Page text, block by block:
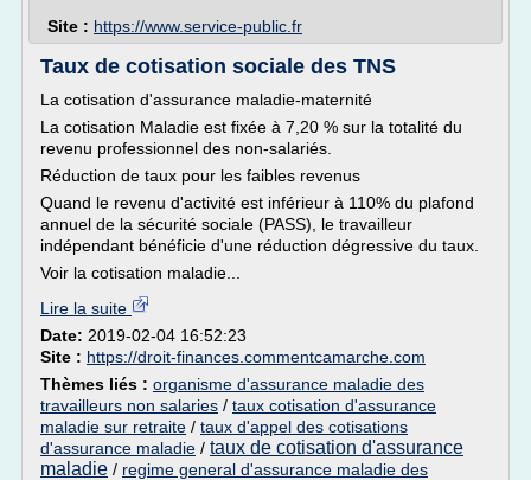
Site : https://www.service-public.fr
Taux de cotisation sociale des TNS
La cotisation d'assurance maladie-maternité
La cotisation Maladie est fixée à 7,20 % sur la totalité du
revenu professionnel des non-salariés.
Réduction de taux pour les faibles revenus
Quand le revenu d'activité est inférieur à 110% du plafond
annuel de la sécurité sociale (PASS), le travailleur
indépendant bénéficie d'une réduction dégressive du taux.
Voir la cotisation maladie...
Lire la suite
Date: 2019-02-04 16:52:23
Site : https://droit-finances.commentcamarche.com
Thèmes liés : organisme d'assurance maladie des
travailleurs non salaries / taux cotisation d'assurance
maladie sur retraite / taux d'appel des cotisations
d'assurance maladie / taux de cotisation d'assurance
maladie / regime general d'assurance maladie des